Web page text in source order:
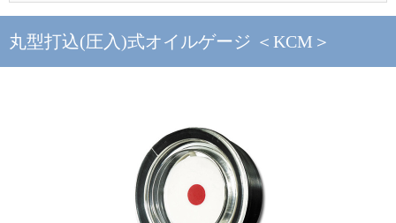
丸型打込(圧入)式オイルゲージ ＜KCM＞